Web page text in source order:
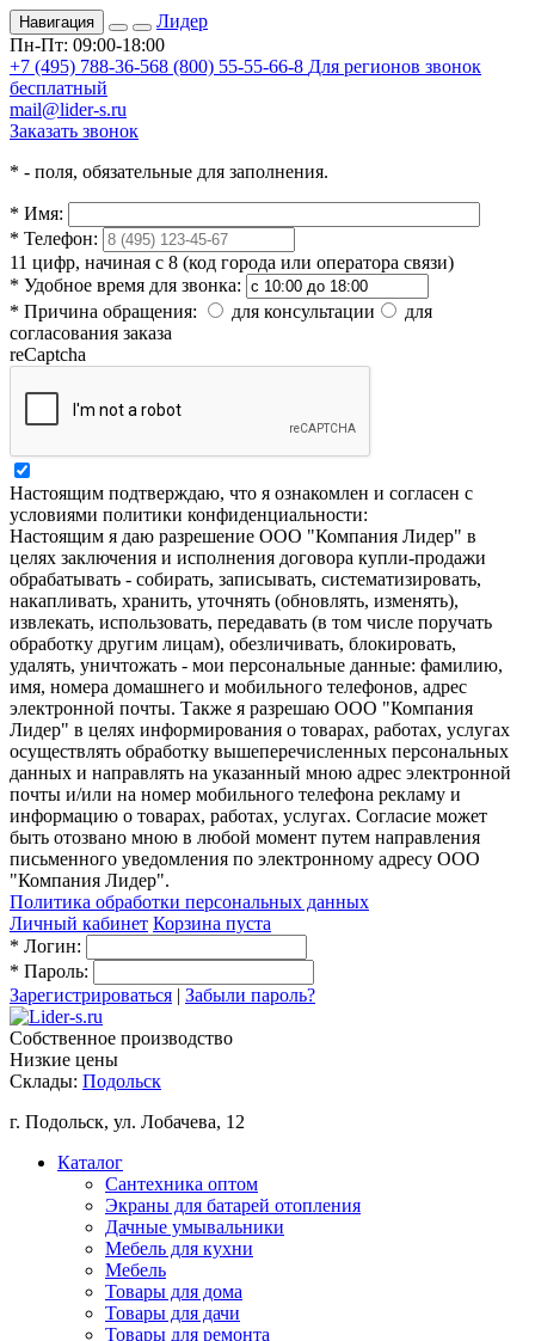
Навигация
Лидер
Пн-Пт: 09:00-18:00
+7 (495) 788-36-568 (800) 55-55-66-8 Для регионов звонок
бесплатный
mail@lider-s.ru
Заказать звонок
* - поля, обязательные для заполнения.
* Имя:
* Телефон:
11 цифр, начиная с 8 (код города или оператора связи)
* Удобное время для звонка:
* Причина обращения: для консультации
для
согласования заказа
reCaptcha
Настоящим подтверждаю, что я ознакомлен и согласен с
условиями политики конфиденциальности:
Настоящим я даю разрешение ООО "Компания Лидер" в
целях заключения и исполнения договора купли-продажи
обрабатывать - собирать, записывать, систематизировать,
накапливать, хранить, уточнять (обновлять, изменять),
извлекать, использовать, передавать (в том числе поручать
обработку другим лицам), обезличивать, блокировать,
удалять, уничтожать - мои персональные данные: фамилию,
имя, номера домашнего и мобильного телефонов, адрес
электронной почты. Также я разрешаю ООО "Компания
Лидер" в целях информирования о товарах, работах, услугах
осуществлять обработку вышеперечисленных персональных
данных и направлять на указанный мною адрес электронной
почты и/или на номер мобильного телефона рекламу и
информацию о товарах, работах, услугах. Согласие может
быть отозвано мною в любой момент путем направления
письменного уведомления по электронному адресу ООО
"Компания Лидер".
Политика обработки персональных данных
Личный кабинет Корзина пуста
* Логин:
* Пароль:
Зарегистрироваться | Забыли пароль?
Собственное производство
Низкие цены
Склады: Подольск
г. Подольск, ул. Лобачева, 12
Каталог
Сантехника оптом
Экраны для батарей отопления
Дачные умывальники
Мебель для кухни
Мебель
Товары для дома
Товары для дачи
Товары для ремонта